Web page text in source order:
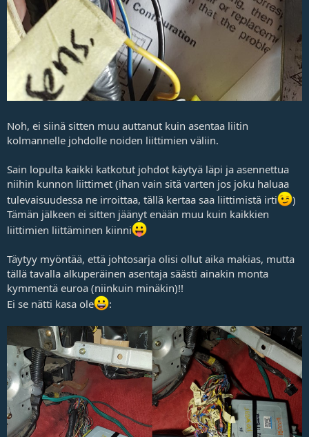
Noh, ei siinä sitten muu auttanut kuin asentaa liitin
kolmannelle johdolle noiden liittimien väliin.
Sain lopulta kaikki katkotut johdot käytyä läpi ja asennettua
niihin kunnon liittimet (ihan vain sitä varten jos joku haluaa
tulevaisuudessa ne irroittaa, tällä kertaa saa liittimistä irti
)
Tämän jälkeen ei sitten jäänyt enään muu kuin kaikkien
liittimien liittäminen kiinni
Täytyy myöntää, että johtosarja olisi ollut aika makias, mutta
tällä tavalla alkuperäinen asentaja säästi ainakin monta
kymmentä euroa (niinkuin minäkin)!!
Ei se nätti kasa ole
: